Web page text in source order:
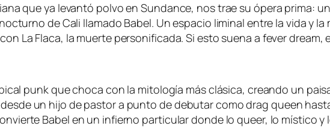
que ya levantó polvo en Sundance, nos trae su ópera prima:
de Cali llamado Babel. Un espacio liminal entre la vida y
La Flaca, la muerte personificada. Si esto suena a fever dream,
punk que choca con la mitología más clásica, creando un
un hijo de pastor a punto de debutar como drag queen
Babel en un infierno particular donde lo queer, lo místico y